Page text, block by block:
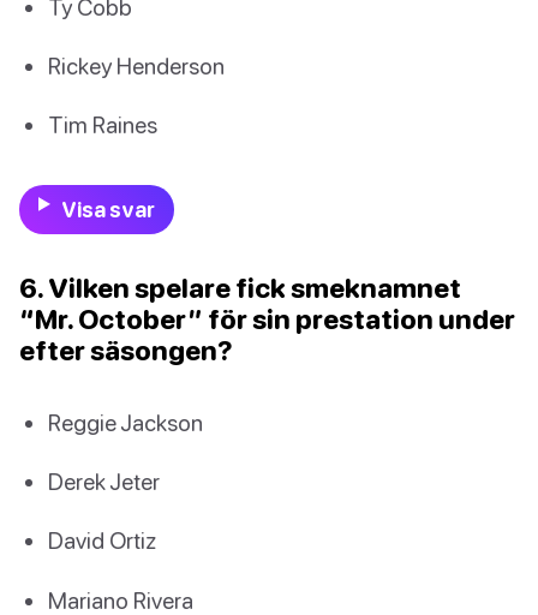
Ty Cobb
Rickey Henderson
Tim Raines
Visa svar
6. Vilken spelare fick smeknamnet
“Mr. October” för sin prestation under
efter säsongen?
Reggie Jackson
Derek Jeter
David Ortiz
Mariano Rivera